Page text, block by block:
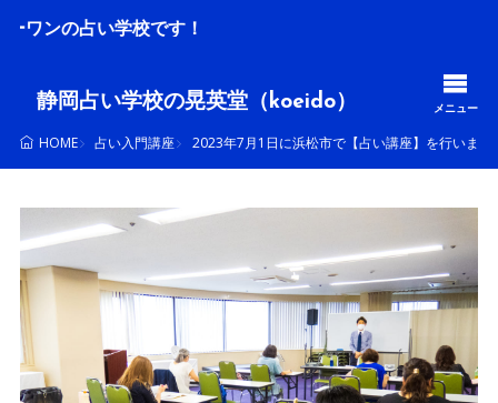
学校です！
静岡占い学校の晃英堂（koeido） メニュー
HOME 占い入門講座 2023年7月1日に浜松市で【占い講座】を行いまし